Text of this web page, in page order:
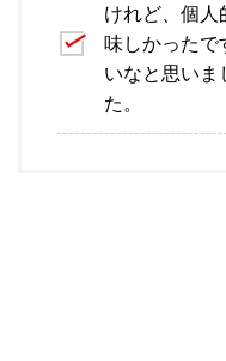
けれど、個人
味しかったで
いなと思いま
た。